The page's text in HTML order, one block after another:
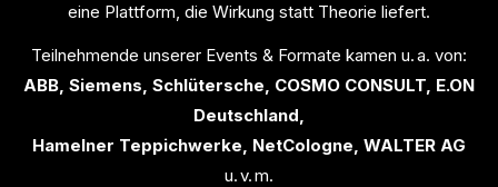
eine Plattform, die Wirkung statt Theorie liefert.
Teilnehmende unserer Events & Formate kamen u. a. von:
ABB, Siemens, Schlütersche, COSMO CONSULT, E.ON
Deutschland,
Hamelner Teppichwerke, NetCologne, WALTER AG
u. v. m.